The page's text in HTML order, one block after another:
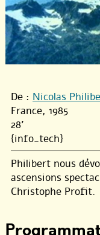
De : Nicolas
France, 1985
28'
{info_tech}
Philibert nous
ascensions
Christophe Profit.